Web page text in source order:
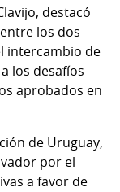
destacó
los dos
intercambio de
los desafíos
aprobados en
de Uruguay,
por el
a favor de